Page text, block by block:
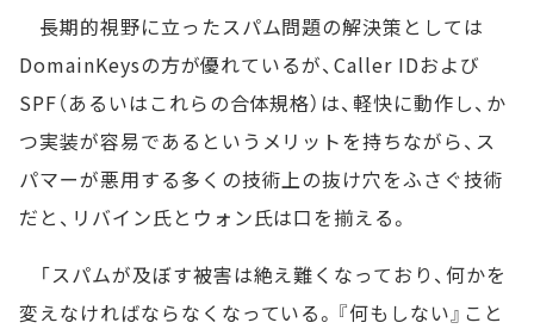
長期的視野に立ったスパム問題の解決策としては
DomainKeysの方が優れているが、Caller IDおよび
SPF（あるいはこれらの合体規格）は、軽快に動作し、か
つ実装が容易であるというメリットを持ちながら、ス
パマーが悪用する多くの技術上の抜け穴をふさぐ技術
だと、リバイン氏とウォン氏は口を揃える。
「スパムが及ぼす被害は絶え難くなっており、何かを
変えなければならなくなっている。『何もしない』こと